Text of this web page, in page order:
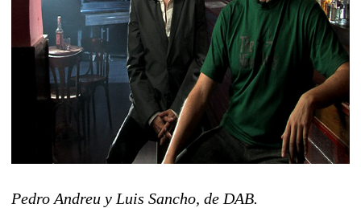
Pedro Andreu y Luis Sancho, de DAB.